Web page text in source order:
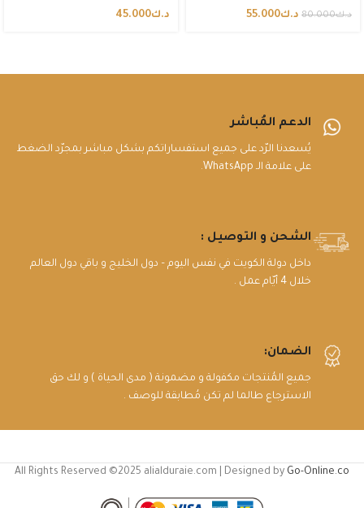
د.ك80.000 د.ك55.000 د.ك45.000
الدعم المُباشر
يُسعدنا الرّد على جميع استفساراتكم بشكل مباشر بمجرّد الضغط
على علامة الـ WhatsApp.
الشحن و التوصيل :
داخل دولة الكويت في نفس اليوم – دول الخليج و باقي دول العالم
خلال 4 أيّام عمل .
الضمان:
جميع المُنتجات مكفولة و مضمونة ( مدى الحياة ) و لك حق
الاسترجاع طالما لم تكن مُطابقة للوصف .
All Rights Reserved ©2025 alialduraie.com | Designed by Go-Online.co